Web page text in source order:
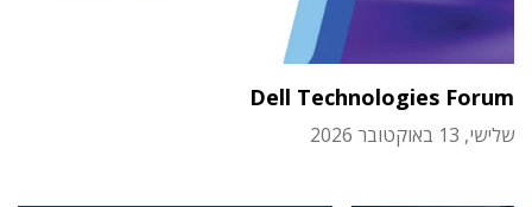
Dell Technologies Forum
שלישי, 13 באוקטובר 2026